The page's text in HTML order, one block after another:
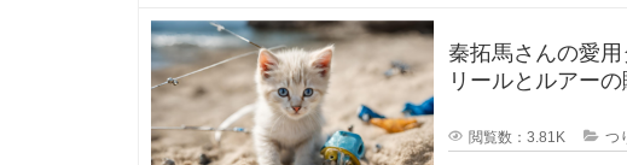
ぶ
時
に
問
題
な
い
と
思
秦拓馬さんの愛
リールとルアーの購入先 プロアン
閲覧数：3.81K つ